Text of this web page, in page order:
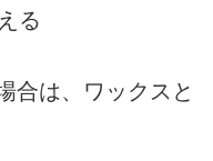
る
合は、ワックスと